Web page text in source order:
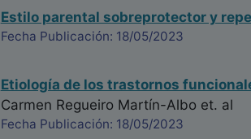
Estilo parental sobreprotector y
Fecha Publicación: 18/05/2023
Etiología de los trastornos
Carmen Regueiro Martín-Alboet. al
Fecha Publicación: 18/05/2023